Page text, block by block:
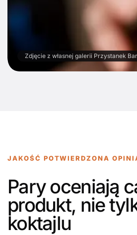
Zdjęcie z własnej galerii Przystanek Bar
JAKOŚĆ POTWIERDZONA
Pary oceniają
produkt, nie
koktajlu